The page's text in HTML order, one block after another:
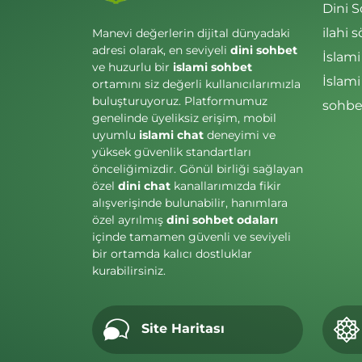
Manevi değerlerin dijital dünyadaki
adresi olarak, en seviyeli dini sohbet
ve huzurlu bir islami sohbet
ortamını siz değerli kullanıcılarımızla
buluşturuyoruz. Platformumuz
genelinde üyeliksiz erişim, mobil
uyumlu islami chat deneyimi ve
yüksek güvenlik standartları
önceliğimizdir. Gönül birliği sağlayan
özel dini chat kanallarımızda fikir
alışverişinde bulunabilir, hanımlara
özel ayrılmış dini sohbet odaları
içinde tamamen güvenli ve seviyeli
bir ortamda kalıcı dostluklar
kurabilirsiniz.
Dini
ilahi
Site Haritası